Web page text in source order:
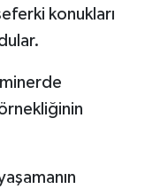
konukları